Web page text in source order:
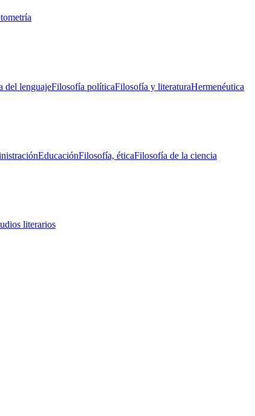
del lenguajeFilosofía políticaFilosofía y literaturaHermenéutica
EducaciónFilosofía, éticaFilosofía de la ciencia
literarios